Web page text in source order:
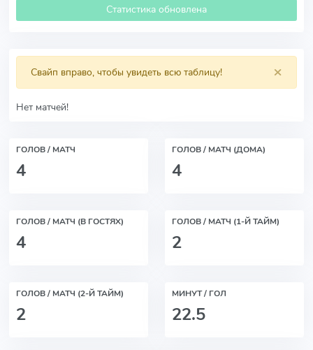
Статистика обновлена
×
Свайп вправо, чтобы увидеть всю таблицу!
Нет матчей!
ГОЛОВ / МАТЧ
4
ГОЛОВ / МАТЧ (ДОМА)
4
ГОЛОВ / МАТЧ (В ГОСТЯХ)
4
ГОЛОВ / МАТЧ (1-Й ТАЙМ)
2
ГОЛОВ / МАТЧ (2-Й ТАЙМ)
2
МИНУТ / ГОЛ
22.5